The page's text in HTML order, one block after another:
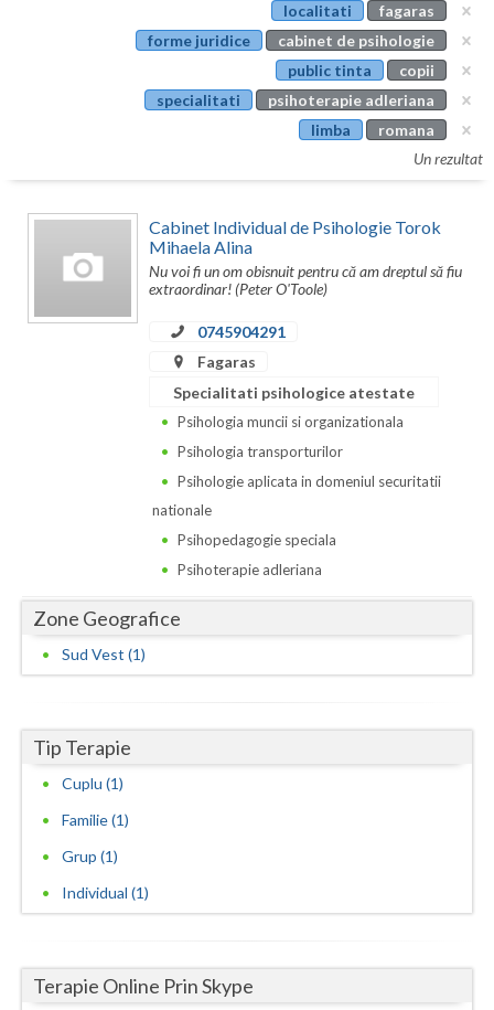
Calarasi
Constanta
Harghita
Iasi
Maramures
Mehedinti
Neamt
localitati
fagaras
forme juridice
cabinet de psihologie
public tinta
copii
specialitati
psihoterapie adleriana
limba
romana
Un rezultat
Cabinet Individual de Psihologie Torok
Mihaela Alina
Nu voi fi un om obisnuit pentru că am dreptul să fiu
extraordinar! (Peter O'Toole)
0745904291
Fagaras
Specialitati psihologice atestate
Psihologia muncii si organizationala
Psihologia transporturilor
Psihologie aplicata in domeniul securitatii
nationale
Psihopedagogie speciala
Psihoterapie adleriana
Zone Geografice
Sud Vest (1)
Tip Terapie
Cuplu (1)
Familie (1)
Grup (1)
Individual (1)
Terapie Online Prin Skype